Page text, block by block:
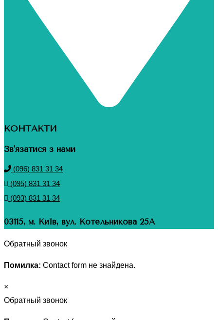
КОНТАКТИ
Зв'язатися з нами
(096) 831 31 34
(095) 831 31 34
(093) 831 31 34
03115, м. Київ, вул. Котельникова 25А
Обратный звонок
Помилка: Contact form не знайдена.
×
Обратный звонок